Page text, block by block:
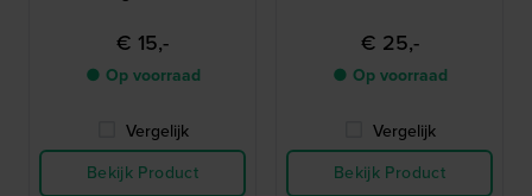
€ 15,-
● Op voorraad
Vergelijk
Bekijk Product
€ 25,-
● Op voorraad
Vergelijk
Bekijk Product